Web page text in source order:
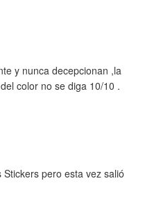
y nunca decepcionan ,la
color no se diga 10/10 .
pero esta vez salió